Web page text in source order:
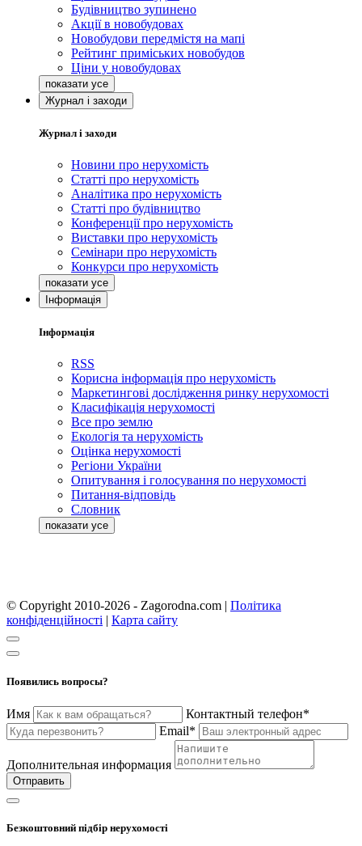
Будівництво зупинено
Акції в новобудовах
Новобудови передмістя на мапі
Рейтинг приміських новобудов
Ціни у новобудовах
Журнал і заходи
Журнал і заходи
Новини про нерухомість
Статті про нерухомість
Аналітика про нерухомість
Статті про будівництво
Конференції про нерухомість
Виставки про нерухомість
Семінари про нерухомість
Конкурси про нерухомість
Інформація
Інформація
RSS
Корисна інформація про нерухомість
Маркетингові дослідження ринку нерухомості
Класифікація нерухомості
Все про землю
Екологія та нерухомість
Оцінка нерухомості
Регіони України
Опитування і голосування по нерухомості
Питання-відповідь
Словник
© Copyright 2010-2026 - Zagorodna.com | Політика
конфіденційності | Карта сайту
Появились вопросы?
Имя
Контактный телефон*
Email*
Дополнительная информация
Отправить
Безкоштовний підбір нерухомості